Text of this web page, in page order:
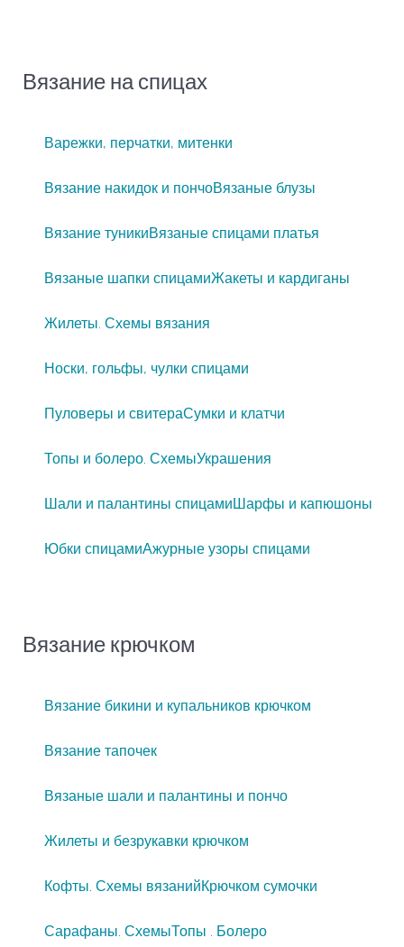
Вязание на спицах
Варежки, перчатки, митенки
Вязание накидок и пончоВязаные блузы
Вязание туникиВязаные спицами платья
Вязаные шапки спицамиЖакеты и кардиганы
Жилеты. Схемы вязания
Носки, гольфы, чулки спицами
Пуловеры и свитераСумки и клатчи
Топы и болеро. СхемыУкрашения
Шали и палантины спицамиШарфы и капюшоны
Юбки спицамиАжурные узоры спицами
Вязание крючком
Вязание бикини и купальников крючком
Вязание тапочек
Вязаные шали и палантины и пончо
Жилеты и безрукавки крючком
Кофты. Схемы вязанийКрючком сумочки
Сарафаны. СхемыТопы . Болеро